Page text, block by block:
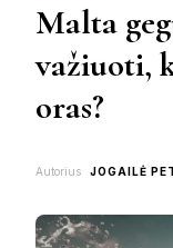
Malta
važiuoti,
oras?
Autorius JOGAILĖ